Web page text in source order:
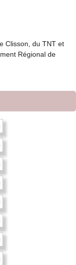
Clisson, du TNT et
Régional de